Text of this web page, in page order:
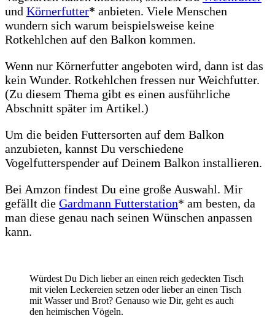
und Körnerfutter* anbieten. Viele Menschen
wundern sich warum beispielsweise keine
Rotkehlchen auf den Balkon kommen.
Wenn nur Körnerfutter angeboten wird, dann ist das
kein Wunder. Rotkehlchen fressen nur Weichfutter.
(Zu diesem Thema gibt es einen ausführliche
Abschnitt später im Artikel.)
Um die beiden Futtersorten auf dem Balkon
anzubieten, kannst Du verschiedene
Vogelfutterspender auf Deinem Balkon installieren.
Bei Amzon findest Du eine große Auswahl. Mir
gefällt die Gardmann Futterstation* am besten, da
man diese genau nach seinen Wünschen anpassen
kann.
Würdest Du Dich lieber an einen reich gedeckten Tisch
mit vielen Leckereien setzen oder lieber an einen Tisch
mit Wasser und Brot? Genauso wie Dir, geht es auch
den heimischen Vögeln.